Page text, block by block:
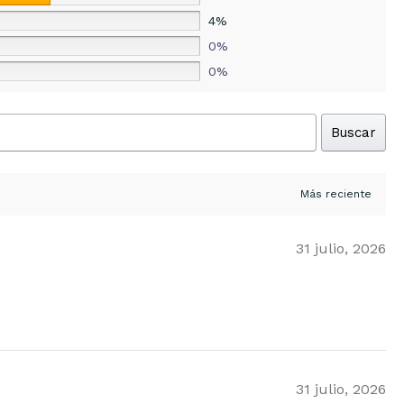
4%
0%
0%
Buscar
31 julio, 2026
31 julio, 2026